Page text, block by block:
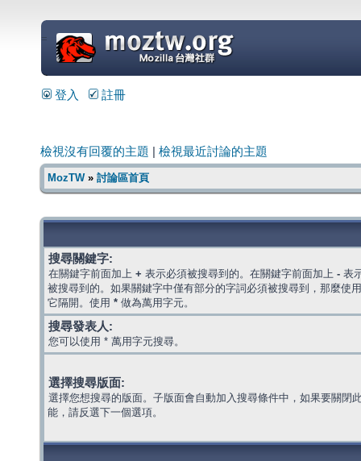
=
登入 註冊
檢視沒有回覆的主題 檢視最近討論的主題
MozTW» 討論區首頁
搜尋關鍵字:
在關鍵字前面加上 + 表示必須被搜尋到的。在關鍵字前面加上 - 表
被搜尋到的。如果關鍵字中僅有部分的字詞必須被搜尋到，那麼使
它隔開。使用 * 做為萬用字元。
搜尋發表人:
您可以使用 * 萬用字元搜尋。
選擇搜尋版面:
選擇您想搜尋的版面。子版面會自動加入搜尋條件中，如果要關閉
能，請反選下一個選項。